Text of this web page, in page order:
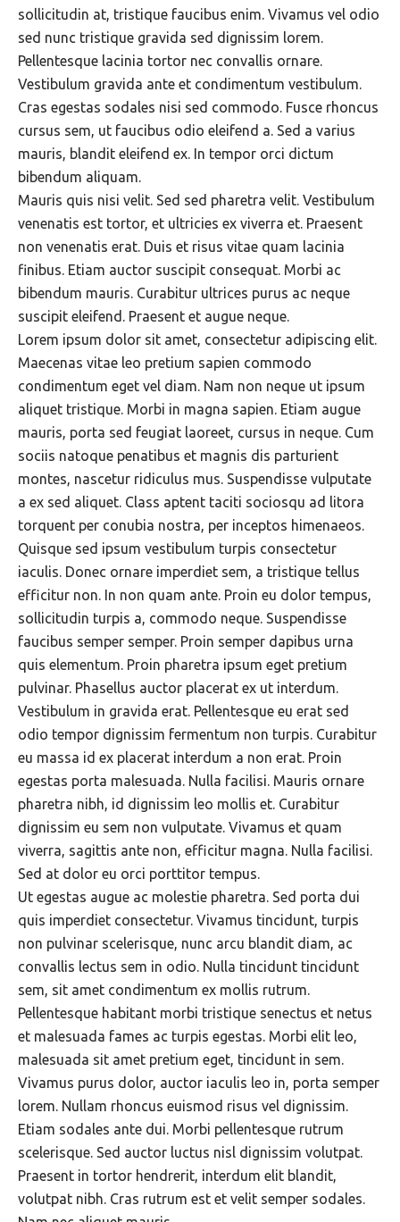
sollicitudin at, tristique faucibus enim. Vivamus vel odio
sed nunc tristique gravida sed dignissim lorem.
Pellentesque lacinia tortor nec convallis ornare.
Vestibulum gravida ante et condimentum vestibulum.
Cras egestas sodales nisi sed commodo. Fusce rhoncus
cursus sem, ut faucibus odio eleifend a. Sed a varius
mauris, blandit eleifend ex. In tempor orci dictum
bibendum aliquam.
Mauris quis nisi velit. Sed sed pharetra velit. Vestibulum
venenatis est tortor, et ultricies ex viverra et. Praesent
non venenatis erat. Duis et risus vitae quam lacinia
finibus. Etiam auctor suscipit consequat. Morbi ac
bibendum mauris. Curabitur ultrices purus ac neque
suscipit eleifend. Praesent et augue neque.
Lorem ipsum dolor sit amet, consectetur adipiscing elit.
Maecenas vitae leo pretium sapien commodo
condimentum eget vel diam. Nam non neque ut ipsum
aliquet tristique. Morbi in magna sapien. Etiam augue
mauris, porta sed feugiat laoreet, cursus in neque. Cum
sociis natoque penatibus et magnis dis parturient
montes, nascetur ridiculus mus. Suspendisse vulputate
a ex sed aliquet. Class aptent taciti sociosqu ad litora
torquent per conubia nostra, per inceptos himenaeos.
Quisque sed ipsum vestibulum turpis consectetur
iaculis. Donec ornare imperdiet sem, a tristique tellus
efficitur non. In non quam ante. Proin eu dolor tempus,
sollicitudin turpis a, commodo neque. Suspendisse
faucibus semper semper. Proin semper dapibus urna
quis elementum. Proin pharetra ipsum eget pretium
pulvinar. Phasellus auctor placerat ex ut interdum.
Vestibulum in gravida erat. Pellentesque eu erat sed
odio tempor dignissim fermentum non turpis. Curabitur
eu massa id ex placerat interdum a non erat. Proin
egestas porta malesuada. Nulla facilisi. Mauris ornare
pharetra nibh, id dignissim leo mollis et. Curabitur
dignissim eu sem non vulputate. Vivamus et quam
viverra, sagittis ante non, efficitur magna. Nulla facilisi.
Sed at dolor eu orci porttitor tempus.
Ut egestas augue ac molestie pharetra. Sed porta dui
quis imperdiet consectetur. Vivamus tincidunt, turpis
non pulvinar scelerisque, nunc arcu blandit diam, ac
convallis lectus sem in odio. Nulla tincidunt tincidunt
sem, sit amet condimentum ex mollis rutrum.
Pellentesque habitant morbi tristique senectus et netus
et malesuada fames ac turpis egestas. Morbi elit leo,
malesuada sit amet pretium eget, tincidunt in sem.
Vivamus purus dolor, auctor iaculis leo in, porta semper
lorem. Nullam rhoncus euismod risus vel dignissim.
Etiam sodales ante dui. Morbi pellentesque rutrum
scelerisque. Sed auctor luctus nisl dignissim volutpat.
Praesent in tortor hendrerit, interdum elit blandit,
volutpat nibh. Cras rutrum est et velit semper sodales.